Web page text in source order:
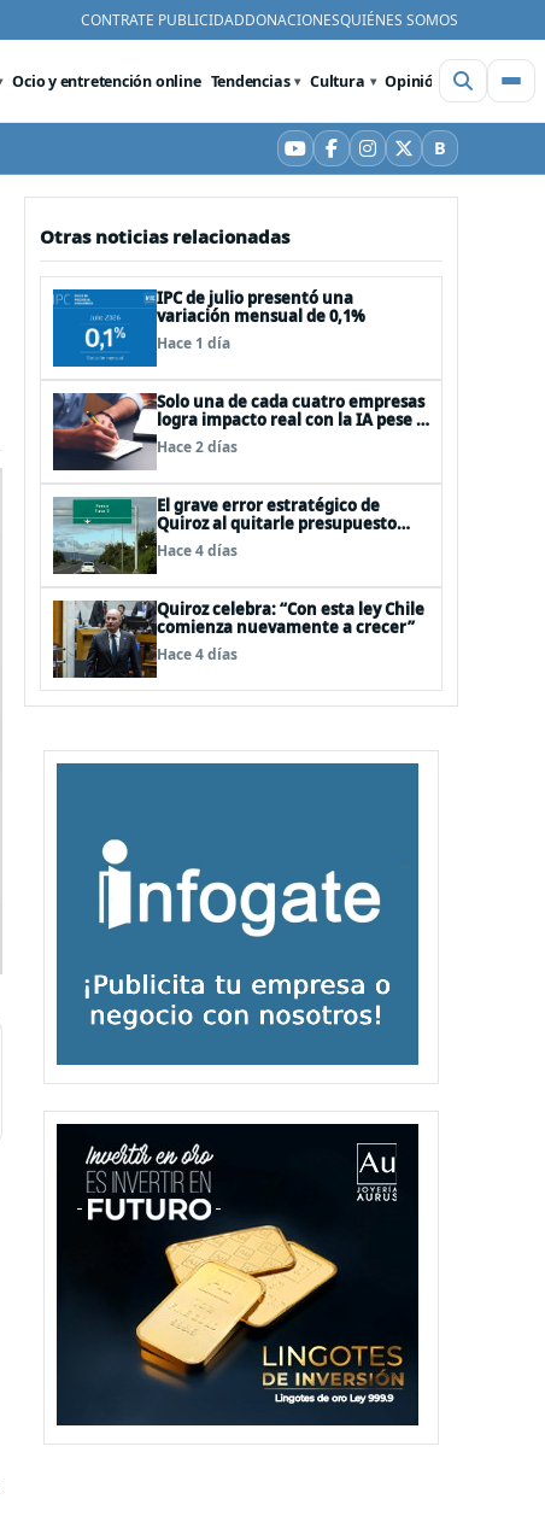
CONTRATE PUBLICIDADDONACIONESQUIÉNES SOMOS
Ocio y entretención online Tendencias Cultura Opinión Videos
YouTube
Facebook
Instagram
X BBluesky
Otras noticias relacionadas
IPC de julio presentó una
variación mensual de 0,1%
Hace 1 día
Solo una de cada cuatro empresas
logra impacto real con la IA pese a
la inversión, según el Foro
Económico Mundial
Hace 2 días
El grave error estratégico de
Quiroz al quitarle presupuesto
para infraestructura vial del
Biobío
Hace 4 días
Quiroz celebra: “Con esta ley Chile
comienza nuevamente a crecer”
Hace 4 días